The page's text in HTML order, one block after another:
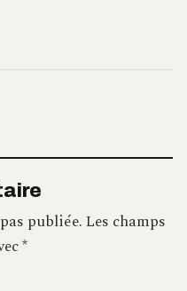
publiée.Les champs
*